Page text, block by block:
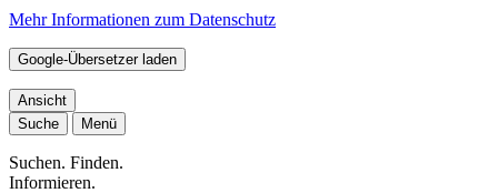
Mehr Informationen zum Datenschutz
Google-Übersetzer laden
Ansicht
Suche
Menü
Suchen. Finden.
Informieren.